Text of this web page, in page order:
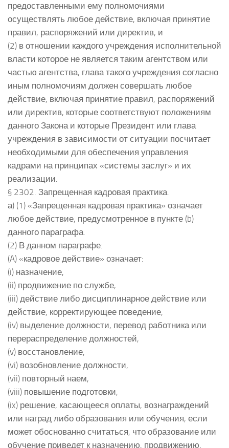
предоставленными ему полномочиями
осуществлять любое действие, включая принятие
правил, распоряжений или директив, и
(2) в отношении каждого учреждения исполнительной
власти которое не является таким агентством или
частью агентства, глава такого учреждения согласно
иным полномочиям должен совершать любое
действие, включая принятие правил, распоряжений
или директив, которые соответствуют положениям
данного Закона и которые Президент или глава
учреждения в зависимости от ситуации посчитает
необходимыми для обеспечения управления
кадрами на принципах «системы заслуг» и их
реализации.
§ 2302. Запрещенная кадровая практика.
а) (1) «Запрещенная кадровая практика» означает
любое действие, предусмотренное в пункте (b)
данного параграфа.
(2) В данном параграфе:
(A) «кадровое действие» означает:
(i) назначение,
(ii) продвижение по службе,
(iii) действие либо дисциплинарное действие или
действие, корректирующее поведение,
(iv) выделение должности, перевод работника или
перераспределение должностей,
(v) восстановление,
(vi) возобновление должности,
(vii) повторный наем,
(viii) повышение подготовки,
(ix) решение, касающееся оплаты, вознаграждений
или наград либо образования или обучения, если
может обоснованно считаться, что образование или
обучение приведет к назначению, продвижению,